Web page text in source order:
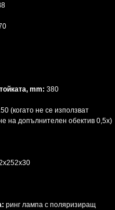
mm: 380
(когато не се използват
на допълнителен обектив 0,5x)
ринг лампа с поляризиращ